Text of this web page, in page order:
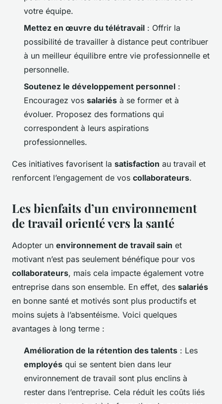
votre équipe.
Mettez en œuvre du télétravail : Offrir la
possibilité de travailler à distance peut contribuer
à un meilleur équilibre entre vie professionnelle et
personnelle.
Soutenez le développement personnel :
Encouragez vos salariés à se former et à
évoluer. Proposez des formations qui
correspondent à leurs aspirations
professionnelles.
Ces initiatives favorisent la satisfaction au travail et
renforcent l’engagement de vos collaborateurs.
Les bienfaits d’un environnement
de travail orienté vers la santé
Adopter un environnement de travail sain et
motivant n’est pas seulement bénéfique pour vos
collaborateurs, mais cela impacte également votre
entreprise dans son ensemble. En effet, des salariés
en bonne santé et motivés sont plus productifs et
moins sujets à l’absentéisme. Voici quelques
avantages à long terme :
Amélioration de la rétention des talents : Les
employés qui se sentent bien dans leur
environnement de travail sont plus enclins à
rester dans l’entreprise. Cela réduit les coûts liés